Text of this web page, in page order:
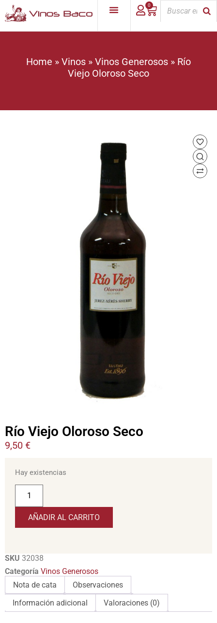
0
Home » Vinos » Vinos Generosos » Río
Viejo Oloroso Seco
Río Viejo Oloroso Seco
9,50 €
Hay existencias
AÑADIR AL CARRITO
SKU 32038
Categoría Vinos Generosos
Nota de cata
Observaciones
Información adicional
Valoraciones (0)